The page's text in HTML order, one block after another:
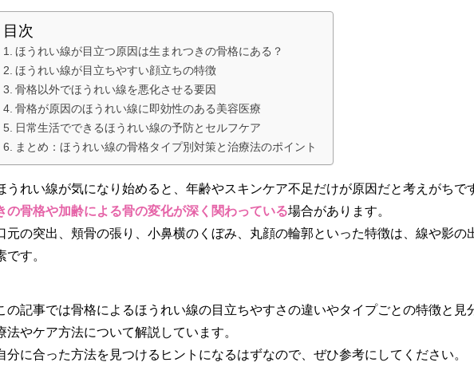
目次
ほうれい線が目立つ原因は生まれつきの骨格にある？
ほうれい線が目立ちやすい顔立ちの特徴
骨格以外でほうれい線を悪化させる要因
骨格が原因のほうれい線に即効性のある美容医療
日常生活でできるほうれい線の予防とセルフケア
まとめ：ほうれい線の骨格タイプ別対策と治療法のポイント
うれい線が気になり始めると、年齢やスキンケア不足だけが原因だと考えがちで
の骨格や加齢による骨の変化が深く関わっている場合があります。
元の突出、頬骨の張り、小鼻横のくぼみ、丸顔の輪郭といった特徴は、線や影の
です。
の記事では骨格によるほうれい線の目立ちやすさの違いやタイプごとの特徴と見
法やケア方法について解説しています。
分に合った方法を見つけるヒントになるはずなので、ぜひ参考にしてください。